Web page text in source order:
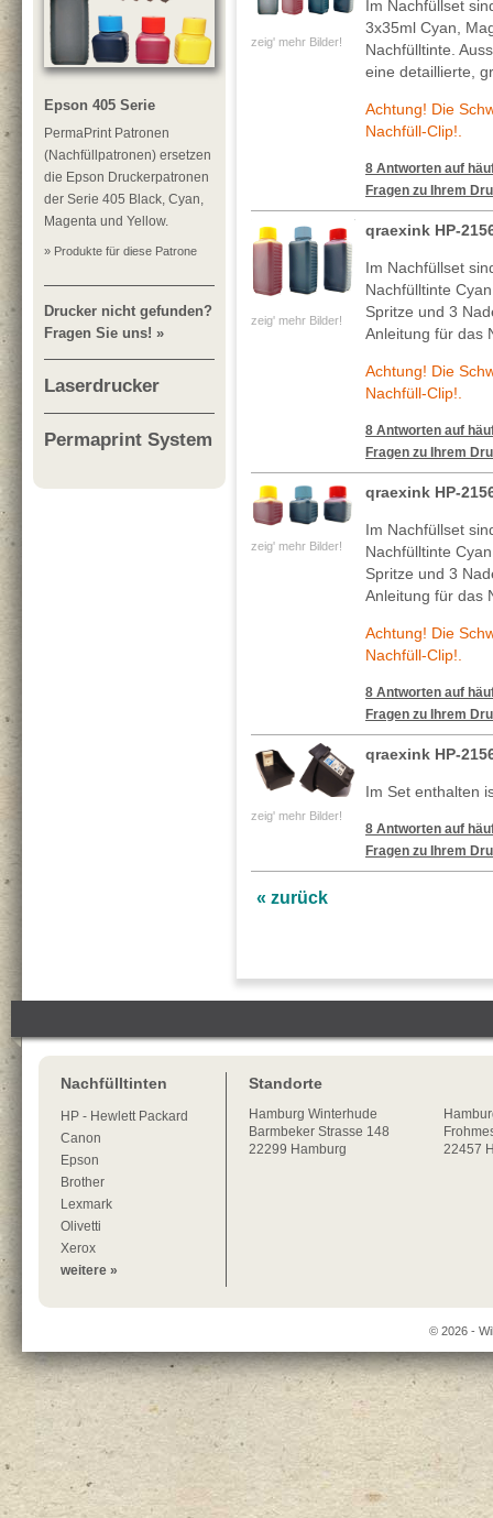
Epson 405 Serie
PermaPrint Patronen
(Nachfüllpatronen) ersetzen
die Epson Druckerpatronen
der Serie 405 Black, Cyan,
Magenta und Yellow.
» Produkte für diese Patrone
Drucker nicht gefunden?
Fragen Sie uns! »
Laserdrucker
Permaprint System
zeig' mehr Bilder!
Im Nachfüllset
3x35ml Cyan,
Nachfülltinte.
eine detaillierte,
Achtung! Die
Nachfüll-Clip!.
8 Antworten auf
Fragen zu Ihrem
zeig' mehr Bilder!
qraexink HP-
Im Nachfüllset
Nachfülltinte
Spritze und 3
Anleitung für das
Achtung! Die
Nachfüll-Clip!.
8 Antworten auf
Fragen zu Ihrem
zeig' mehr Bilder!
qraexink HP-
Im Nachfüllset
Nachfülltinte
Spritze und 3
Anleitung für das
Achtung! Die
Nachfüll-Clip!.
8 Antworten auf
Fragen zu Ihrem
zeig' mehr Bilder!
qraexink HP-
Im Set enthalten
8 Antworten auf
Fragen zu Ihrem
« zurück
Nachfülltinten
HP - Hewlett Packard
Canon
Epson
Brother
Lexmark
Olivetti
Xerox
weitere »
Standorte
Hamburg Winterhude
Barmbeker Strasse 148
22299 Hamburg
22457
© 2026 -